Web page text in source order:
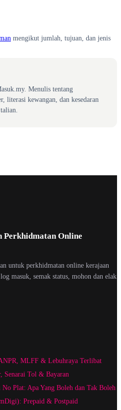
mengikut jumlah, tujuan, dan jenis
Menulis tentang
literasi kewangan, dan kesedaran
Perkhidmatan Online
untuk perkhidmatan online kerajaan
masuk, semak status, mohon dan elak
MLFF & Lebuhraya Terlibat
Senarai Tol & Bayaran
Plat: Apa Yang Boleh dan Tak Boleh
Prepaid & Postpaid